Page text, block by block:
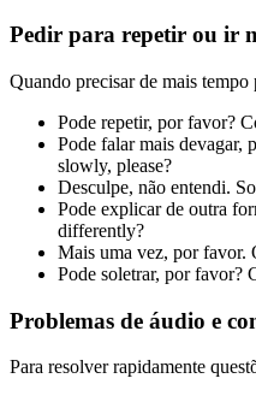
Pedir para repetir ou ir
Quando precisar de mais tempo
Pode repetir, por favor?
Pode falar mais devagar,
slowly, please?
Desculpe, não entendi.
Pode explicar de outra
differently?
Mais uma vez, por favor.
Pode soletrar, por favor?
Problemas de áudio e
Para resolver rapidamente